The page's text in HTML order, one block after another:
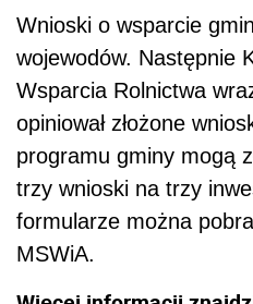
Wnioski o wsparcie
wojewodów. Następnie
Wsparcia Rolnictwa
opiniował złożone
programu gminy mogą
trzy wnioski na trzy
formularze można
MSWiA.